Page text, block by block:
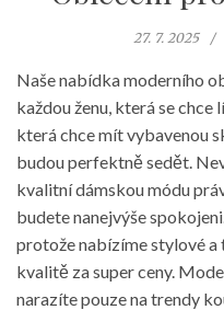
27. 7. 2025
Naše nabídka moderního
každou ženu, která se
která chce mít vybavenou
budou perfektně sedět.
kvalitní dámskou módu
budete nanejvýše
protože nabízíme stylové
kvalitě za super ceny.
narazíte pouze na trendy